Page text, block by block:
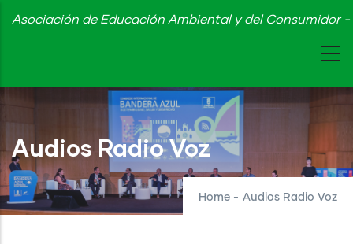
Skip
content
Asociación de Educación Ambiental y del Consumidor
Audios Radio Voz
Home - Audios Radio Voz